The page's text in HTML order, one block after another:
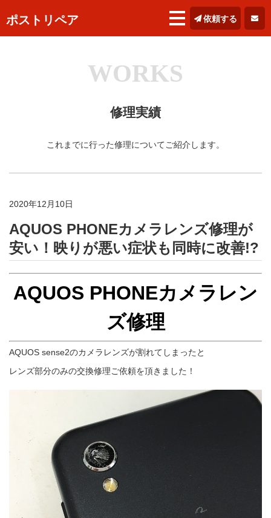
ポストリペア 依頼する
WORKS
修理実績
これまでに行った修理についてご紹介します。
2020年12月10日
AQUOS PHONEカメラレンズ修理が
安い！映りが悪い症状も同時に改善!?
AQUOS PHONEカメラレン
ズ修理
AQUOS sense2のカメラレンズが割れてしまったと
レンズ部分のみの交換修理ご依頼を頂きました！